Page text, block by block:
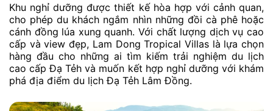
Khu nghỉ dưỡng được thiết kế hòa hợp với cảnh quan,
cho phép du khách ngắm nhìn những đồi cà phê hoặc
cánh đồng lúa xung quanh. Với chất lượng dịch vụ cao
cấp và view đẹp, Lam Dong Tropical Villas là lựa chọn
hàng đầu cho những ai tìm kiếm trải nghiệm du lịch
cao cấp Đạ Tẻh và muốn kết hợp nghỉ dưỡng với khám
phá địa điểm du lịch Đạ Tẻh Lâm Đồng.